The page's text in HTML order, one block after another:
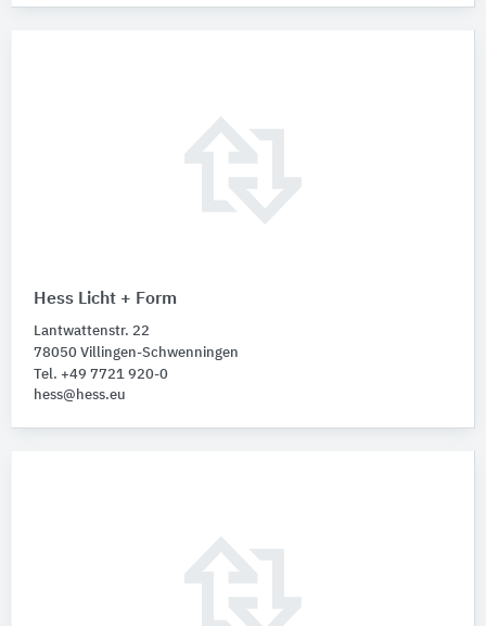
Hess Licht + Form
Lantwattenstr. 22
78050 Villingen-Schwenningen
Tel. +49 7721 920-0
hess@hess.eu